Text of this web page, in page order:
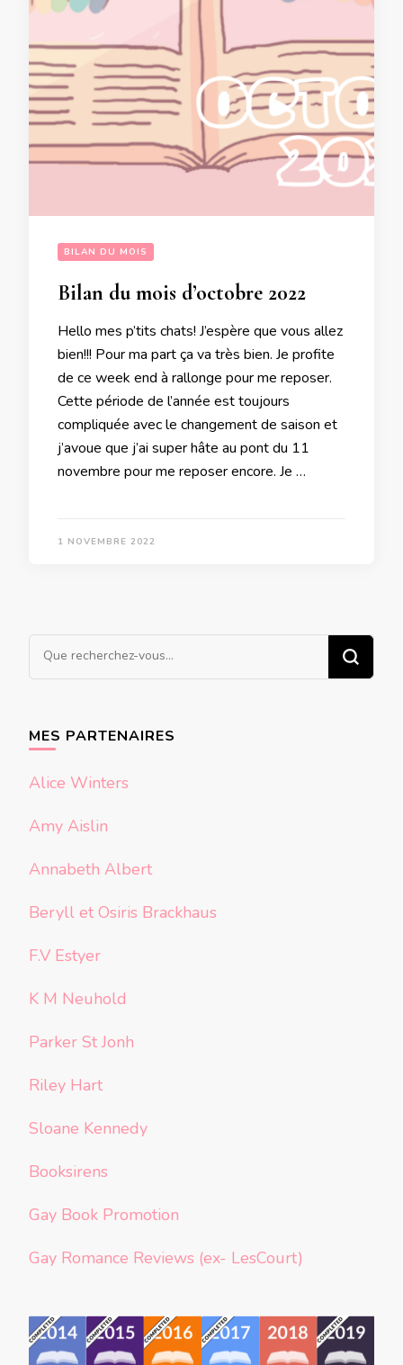
BILAN DU MOIS
Bilan du mois d’octobre 2022
Hello mes p’tits chats! J’espère que vous allez
bien!!! Pour ma part ça va très bien. Je profite
de ce week end à rallonge pour me reposer.
Cette période de l’année est toujours
compliquée avec le changement de saison et
j’avoue que j’ai super hâte au pont du 11
novembre pour me reposer encore. Je …
1 NOVEMBRE 2022
Vous
recherchiez
MES PARTENAIRES
Alice Winters
Amy Aislin
Annabeth Albert
Beryll et Osiris Brackhaus
F.V Estyer
K M Neuhold
Parker St Jonh
Riley Hart
Sloane Kennedy
Booksirens
Gay Book Promotion
Gay Romance Reviews (ex- LesCourt)